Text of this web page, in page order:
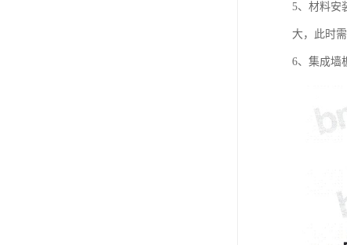
5、材料安
大，此时
6、集成墙